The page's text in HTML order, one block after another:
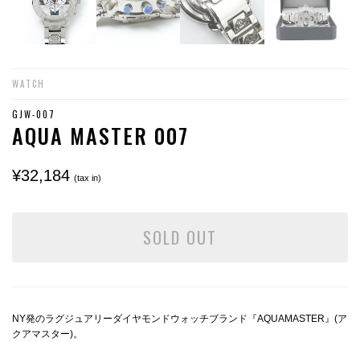
WATCH
GJW-007
AQUA MASTER 007
¥32,184 (tax in)
SOLD OUT
NY発のラグジュアリーダイヤモンドウォッチブランド『AQUAMASTER』(ア
クアマスター)。